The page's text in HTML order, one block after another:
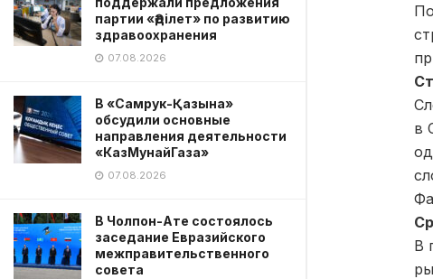
партии «Әділет» по развитию
здравоохранения
07.08.2026
В «Самрук-Қазына»
обсудили основные
направления деятельности
«КазМунайГаза»
07.08.2026
В Чолпон-Ате состоялось
заседание Евразийского
межправительственного
совета
в
В